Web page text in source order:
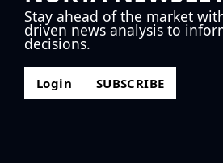
Stay ahead of the market
driven news analysis to
decisions.
Login SUBSCRIBE